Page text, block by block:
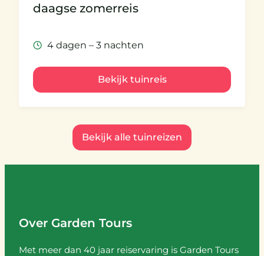
daagse zomerreis
4 dagen – 3 nachten
Bekijk tuinreis
Bekijk alle tuinreizen
Over Garden Tours
Met meer dan 40 jaar reiservaring is Garden Tours